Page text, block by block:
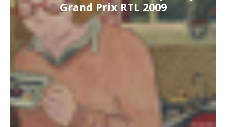
Grand Prix RTL 2009